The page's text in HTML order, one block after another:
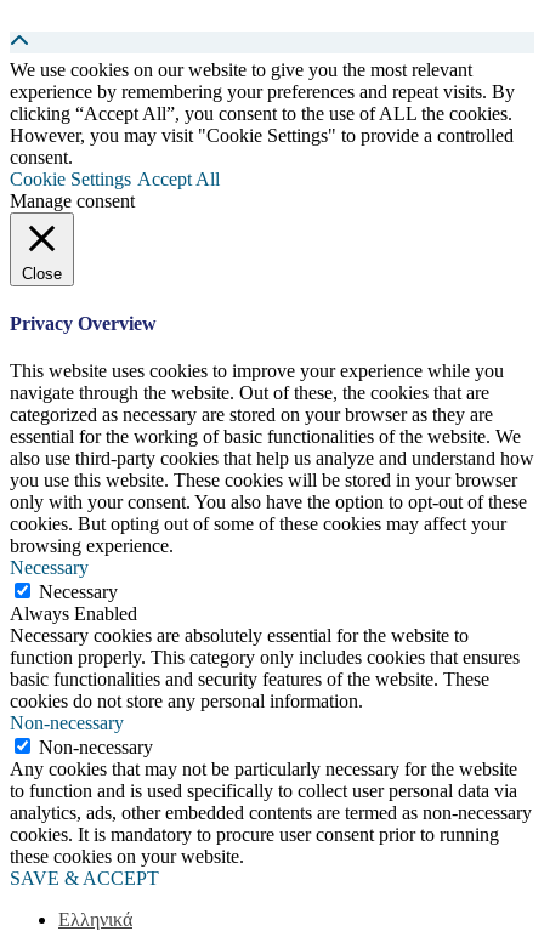
We use cookies on our website to give you the most relevant
experience by remembering your preferences and repeat visits. By
clicking “Accept All”, you consent to the use of ALL the cookies.
However, you may visit "Cookie Settings" to provide a controlled
consent.
Cookie Settings Accept All
Manage consent
Close
Privacy Overview
This website uses cookies to improve your experience while you
navigate through the website. Out of these, the cookies that are
categorized as necessary are stored on your browser as they are
essential for the working of basic functionalities of the website. We
also use third-party cookies that help us analyze and understand how
you use this website. These cookies will be stored in your browser
only with your consent. You also have the option to opt-out of these
cookies. But opting out of some of these cookies may affect your
browsing experience.
Necessary
Necessary
Always Enabled
Necessary cookies are absolutely essential for the website to
function properly. This category only includes cookies that ensures
basic functionalities and security features of the website. These
cookies do not store any personal information.
Non-necessary
Non-necessary
Any cookies that may not be particularly necessary for the website
to function and is used specifically to collect user personal data via
analytics, ads, other embedded contents are termed as non-necessary
cookies. It is mandatory to procure user consent prior to running
these cookies on your website.
SAVE & ACCEPT
Ελληνικά